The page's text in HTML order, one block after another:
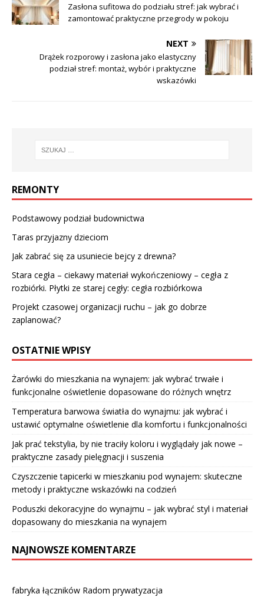
Zasłona sufitowa do podziału stref: jak wybrać i
zamontować praktyczne przegrody w pokoju
NEXT
Drążek rozporowy i zasłona jako elastyczny
podział stref: montaż, wybór i praktyczne
wskazówki
REMONTY
Podstawowy podział budownictwa
Taras przyjazny dzieciom
Jak zabrać się za usuniecie bejcy z drewna?
Stara cegła – ciekawy materiał wykończeniowy – cegła z
rozbiórki. Płytki ze starej cegły: cegła rozbiórkowa
Projekt czasowej organizacji ruchu – jak go dobrze
zaplanować?
OSTATNIE WPISY
Żarówki do mieszkania na wynajem: jak wybrać trwałe i
funkcjonalne oświetlenie dopasowane do różnych wnętrz
Temperatura barwowa światła do wynajmu: jak wybrać i
ustawić optymalne oświetlenie dla komfortu i funkcjonalności
Jak prać tekstylia, by nie traciły koloru i wyglądały jak nowe –
praktyczne zasady pielęgnacji i suszenia
Czyszczenie tapicerki w mieszkaniu pod wynajem: skuteczne
metody i praktyczne wskazówki na codzień
Poduszki dekoracyjne do wynajmu – jak wybrać styl i materiał
dopasowany do mieszkania na wynajem
NAJNOWSZE KOMENTARZE
fabryka łączników Radom prywatyzacja